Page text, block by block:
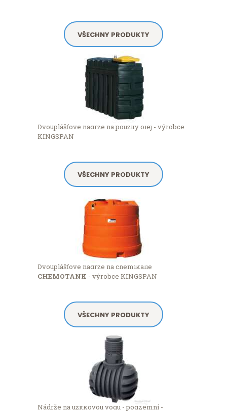
VŠECHNY PRODUKTY
Dvouplášťové nádrže na použitý olej - výrobce
KINGSPAN
VŠECHNY PRODUKTY
Dvouplášťové nádrže na chemikálie
CHEMOTANK - výrobce KINGSPAN
VŠECHNY PRODUKTY
Nádrže na užitkovou vodu - podzemní -